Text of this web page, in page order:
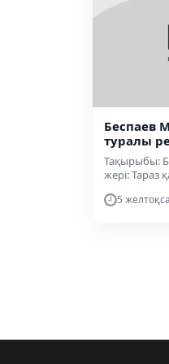
Беспаев
туралы
Тақырыбы:
жері: Тараз
5